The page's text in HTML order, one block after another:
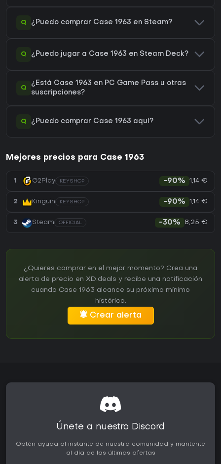
Q ¿Puedo comprar Case 1963 en Steam?
Q ¿Puedo jugar a Case 1963 en Steam Deck?
Q
¿Está Case 1963 en PC Game Pass u otras
suscripciones?
Q ¿Puedo comprar Case 1963 aquí?
Mejores precios para Case 1963
1 G2Play KEYSHOP -90% 1,14 €
2 Kinguin KEYSHOP -90% 1,14 €
3 Steam OFFICIAL -30% 8,25 €
¿Quieres comprar en el mejor momento? Crea una
alerta de precio en XD.deals y recibe una notificación
cuando Case 1963 alcance su próximo mínimo
histórico.
Crear alerta
Únete a nuestro Discord
Obtén ayuda al instante de nuestra comunidad y mantente
al día de las últimas ofertas